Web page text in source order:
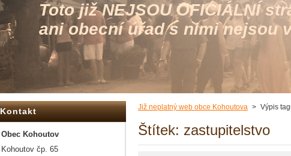
Toto již NEJSOU OFICIÁLNÍ
ani obecní úřad s nimi nejsou
Již neplatný web obce Kohoutova > Výpis
Štítek: zastupitelstvo
Kontakt
Obec Kohoutov
Kohoutov čp. 65